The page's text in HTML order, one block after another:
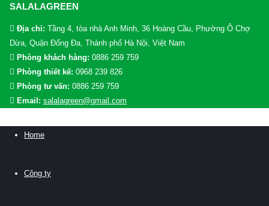
SALALAGREEN
Địa chỉ: Tầng 4, tòa nhà Anh Minh, 36 Hoàng Cầu, Phường Ô Chợ
Dừa, Quận Đống Đa, Thành phố Hà Nội, Việt Nam
Phòng khách hàng: 0886 259 759
Phòng thiết kế: 0968 239 826
Phòng tư vấn: 0886 259 759
Email: salalagreen@gmail.com
Home
Công ty